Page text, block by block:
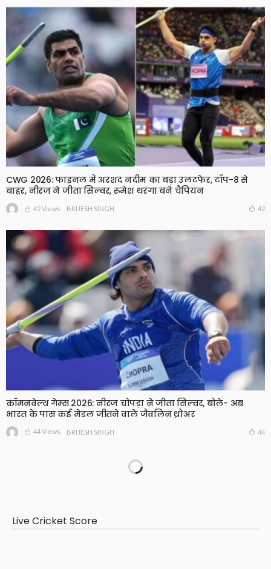
CWG 2026: फाइनल में अरशद नदीम का बड़ा उलटफेर, टॉप-8 से
बाहर, नीरज ने जीता सिल्वर, रूमेश थरंगा बने चैंपियन
42 Views BRIJESH SINGH 42
कॉमनवेल्थ गेम्स 2026: नीरज चोपड़ा ने जीता सिल्वर, बोले- अब
भारत के पास कई मेडल जीतने वाले जैवलिन थ्रोअर
44 Views BRIJESH SINGH 44
Live Cricket Score